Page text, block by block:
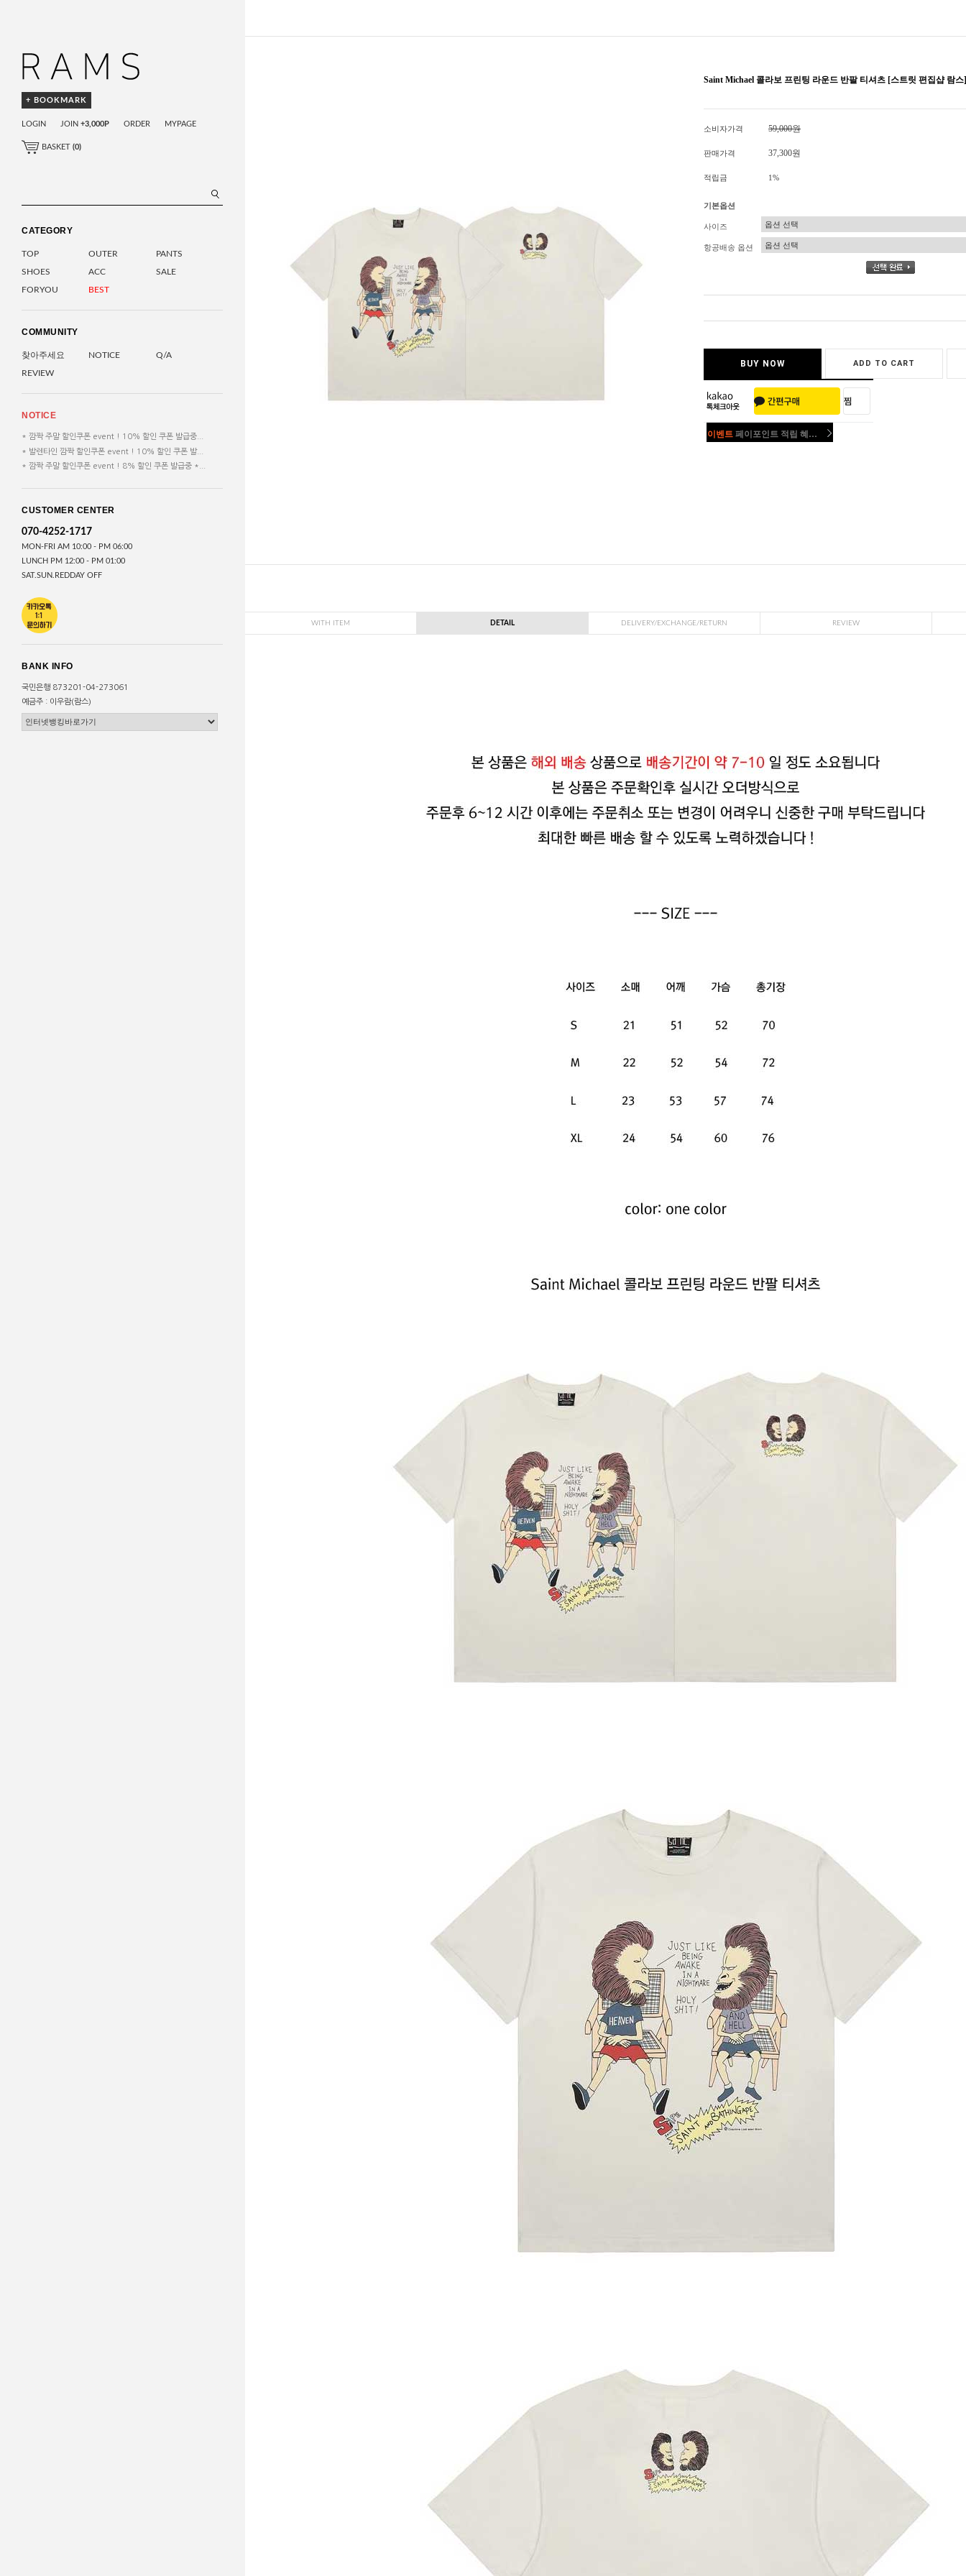
+ BOOKMARK
LOGIN JOIN +3,000P ORDER MYPAGE
BASKET (0)
CATEGORY
TOP OUTER PANTS
SHOES ACC SALE
FORYOU BEST
COMMUNITY
찾아주세요 NOTICE Q/A
REVIEW
NOTICE
* 깜짝 주말 할인쿠폰 event ! 10% 할인 쿠폰 발급중...
* 발렌타인 깜짝 할인쿠폰 event ! 10% 할인 쿠폰 발...
* 깜짝 주말 할인쿠폰 event ! 8% 할인 쿠폰 발급중 *...
CUSTOMER CENTER
070-4252-1717
MON-FRI AM 10:00 - PM 06:00
LUNCH PM 12:00 - PM 01:00
SAT.SUN.REDDAY OFF
BANK INFO
국민은행 873201-04-273061
예금주 : 이우람(람스)
Saint Michael 콜라보 프린팅 라운드 반팔 티셔츠 [스트릿 편집샵 람스]
소비자가격 59,000원
판매가격 37,300원
적립금 1%
기본옵션
사이즈
항공배송 옵션
BUY NOW ADD TO CART
이벤트 페이포인트 적립 혜택 2배 UP!
WITH ITEM DETAIL DELIVERY/EXCHANGE/RETURN REVIEW